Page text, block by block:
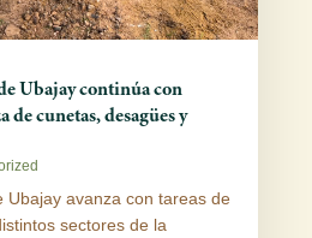
Ubajay continúa con
de cunetas, desagües y
Ubajay avanza con tareas de
sectores de la